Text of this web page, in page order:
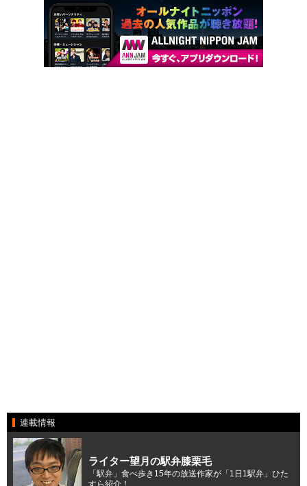
連載情報
ライター望月の駅弁膝栗毛
「駅弁」食べ歩き15年の放送作家が「1日1駅弁」ひた
すら紹介！